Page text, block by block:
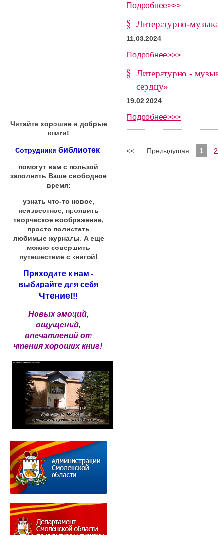
Подробнее>>>
Литературно-
11.03.2024
Подробнее>>>
Литературно -
сердцу»
19.02.2024
Подробнее>>>
<< Предыдущая 1 2
Читайте хорошие и добрые
книги!
Сотрудники библиотек
помогут вам с пользой
заполнить Ваше свободное
время:
узнать что-то новое,
неизвестное, проявить
творческое воображение,
просто полистать
любимые журналы А еще
можно совершить
путешествие с книгой!
Приходите к нам -
выбирайте для себя
Чтение!!!
Новых эмоций,
ощущений,
впечатлений от
чтения хороших книг!